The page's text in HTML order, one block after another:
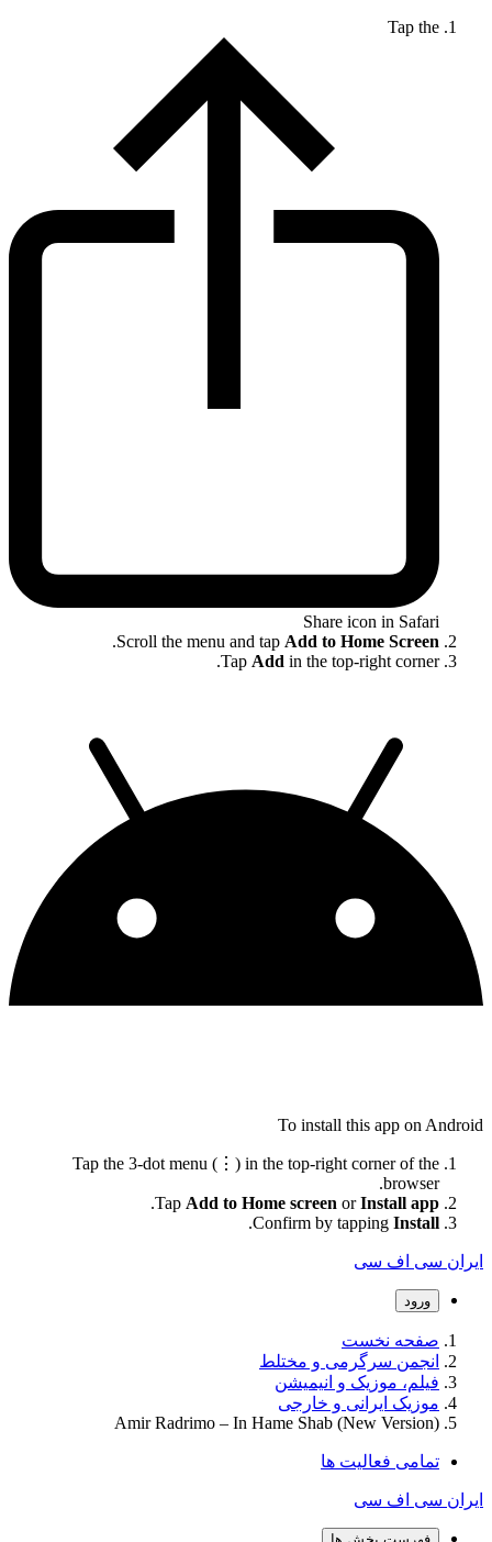
Tap the
Share icon in Safari
Scroll the menu and tap Add to Home Screen
.
Tap Add in the top-right corner.
To install this app on Android
Tap the 3-dot menu (⋮) in the top-right corner of the
browser.
Tap Add to Home screen orInstall app
.
Confirm by tapping Install
.
ایران سی اف سی
ورود
صفحه نخست
انجمن سرگرمی و مختلط
فیلم، موزیک و انیمیشن
موزیک ایرانی و خارجی
Amir Radrimo – In Hame Shab (New Version)
تمامی فعالیت ها
ایران سی اف سی